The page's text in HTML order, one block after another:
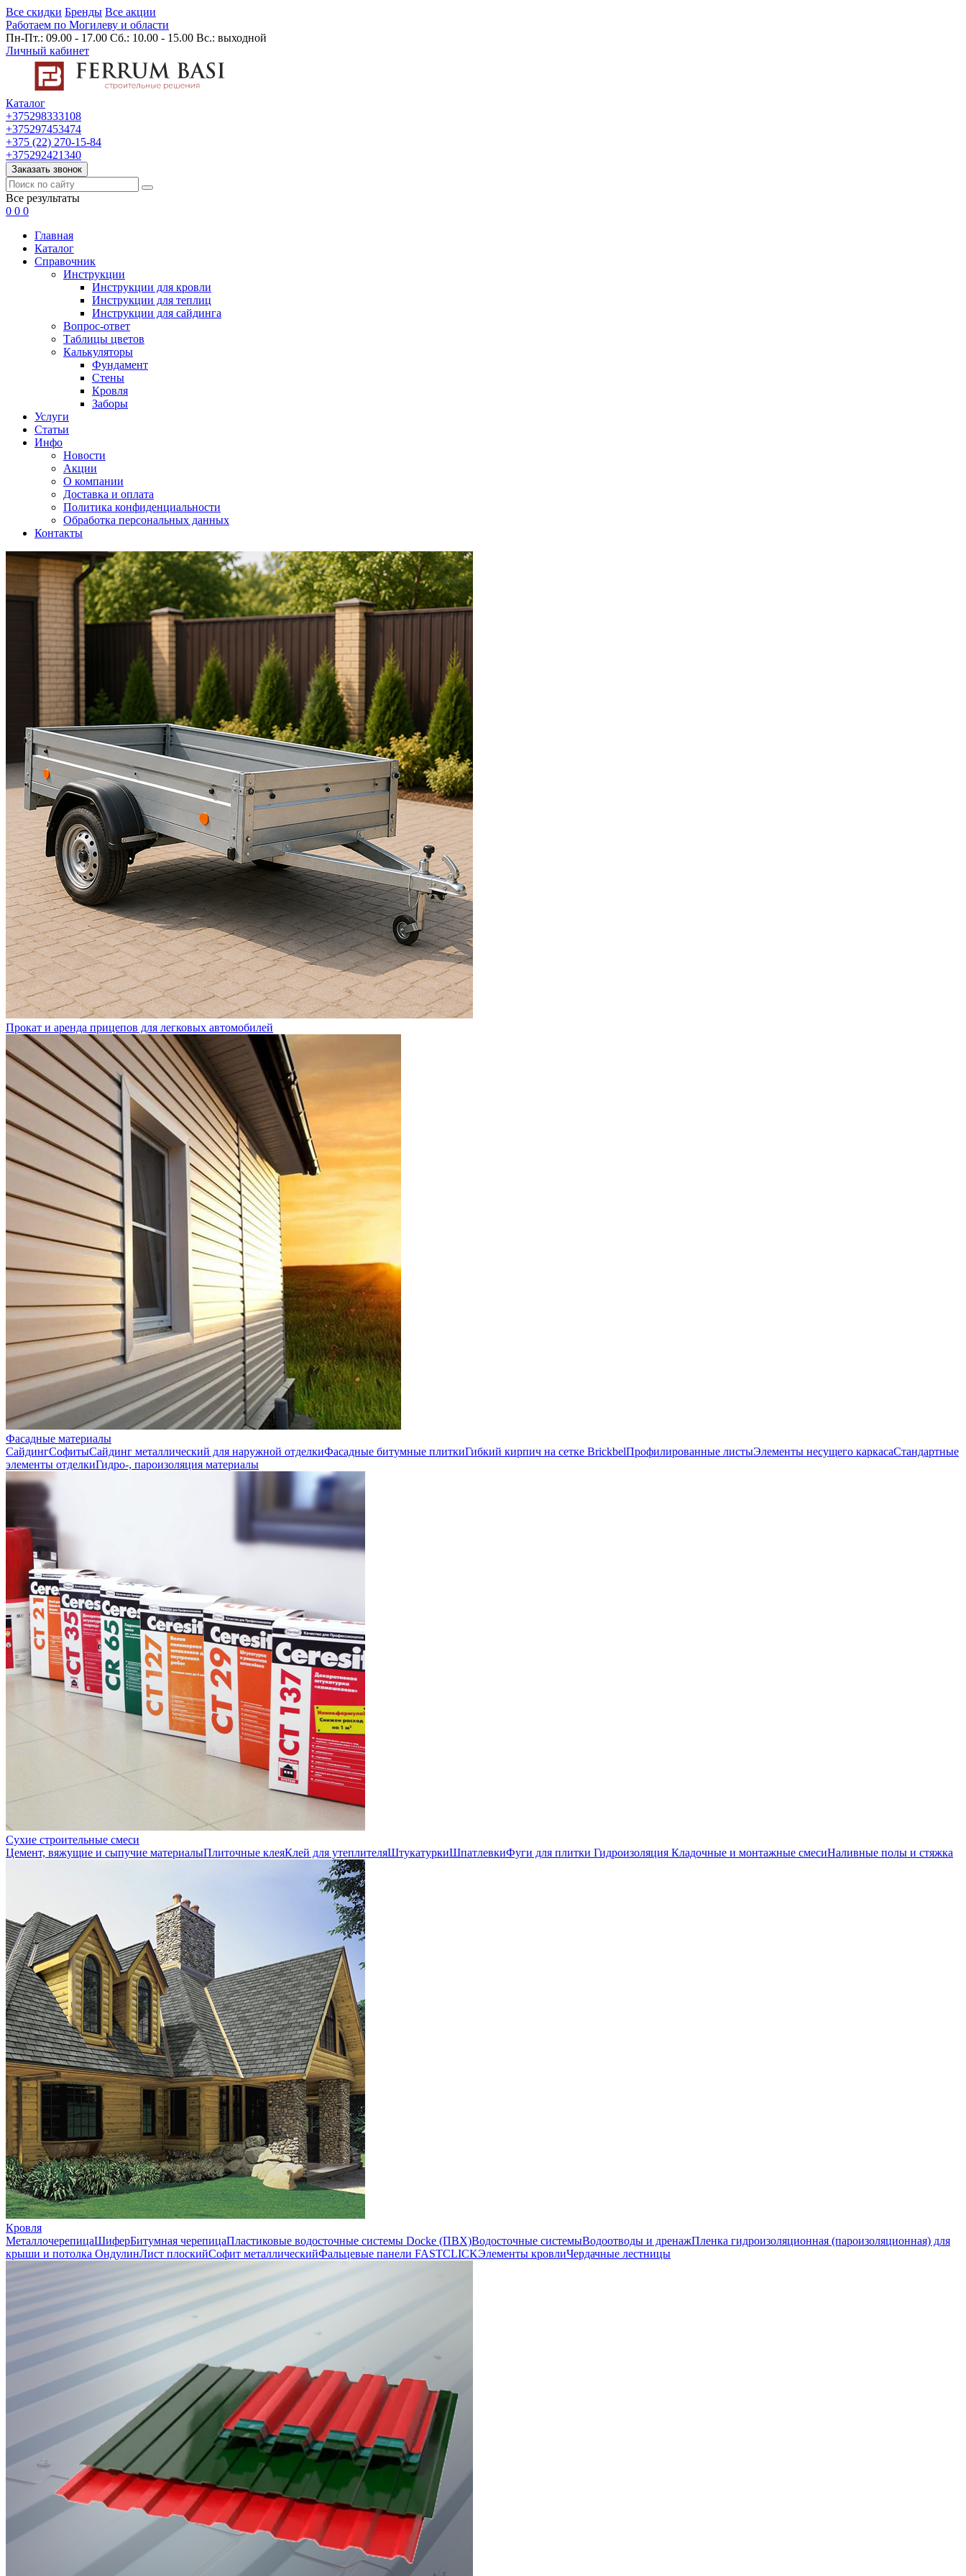
Все скидки Бренды Все акции
Работаем по Могилеву и области
Пн-Пт.: 09.00 - 17.00 Сб.: 10.00 - 15.00 Вс.: выходной
Личный кабинет
Каталог
+375298333108
+375297453474
+375 (22) 270-15-84
+375292421340
Заказать звонок
Все результаты
0 0 0
Главная
Каталог
Cправочник
Инструкции
Инструкции для кровли
Инструкции для теплиц
Инструкции для сайдинга
Вопрос-ответ
Таблицы цветов
Калькуляторы
Фундамент
Стены
Кровля
Заборы
Услуги
Статьи
Инфо
Новости
Акции
О компании
Доставка и оплата
Политика конфиденциальности
Обработка персональных данных
Контакты
Прокат и аренда прицепов для легковых автомобилей
Фасадные материалы
СайдингСофитыСайдинг металлический для наружной отделкиФасадные битумные плиткиГибкий кирпич на сетке BrickbelПрофилированные листыЭлементы несущего каркасаСтандартные
элементы отделкиГидро-, пароизоляция материалы
Сухие строительные смеси
Цемент, вяжущие и сыпучие материалыПлиточные клеяКлей для утеплителяШтукатуркиШпатлевкиФуги для плитки Гидроизоляция Кладочные и монтажные смесиНаливные полы и стяжка
Кровля
МеталлочерепицаШиферБитумная черепицаПластиковые водосточные системы Docke (ПВХ)Водосточные системыВодоотводы и дренажПленка гидроизоляционная (пароизоляционная) для
крыши и потолка ОндулинЛист плоскийСофит металлическийФальцевые панели FASTCLICKЭлементы кровлиЧердачные лестницы